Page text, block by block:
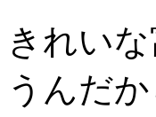
きれい
うんだか